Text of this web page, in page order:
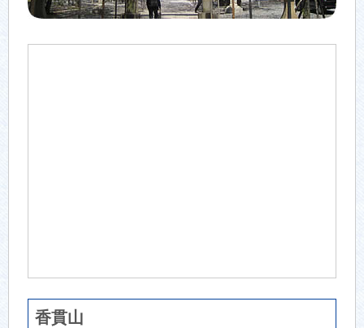
香貫山